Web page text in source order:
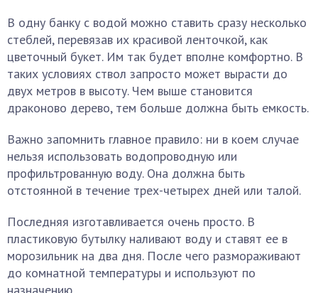
В одну банку с водой можно ставить сразу несколько
стеблей, перевязав их красивой ленточкой, как
цветочный букет. Им так будет вполне комфортно. В
таких условиях ствол запросто может вырасти до
двух метров в высоту. Чем выше становится
драконово дерево, тем больше должна быть емкость.
Важно запомнить главное правило: ни в коем случае
нельзя использовать водопроводную или
профильтрованную воду. Она должна быть
отстоянной в течение трех-четырех дней или талой.
Последняя изготавливается очень просто. В
пластиковую бутылку наливают воду и ставят ее в
морозильник на два дня. После чего размораживают
до комнатной температуры и используют по